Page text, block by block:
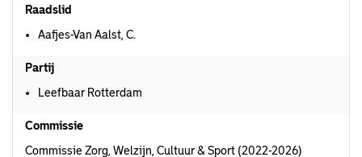
Raadslid
Aafjes-Van Aalst, C.
Partij
Leefbaar Rotterdam
Commissie
Commissie Zorg, Welzijn, Cultuur & Sport (2022-2026)